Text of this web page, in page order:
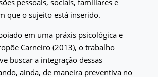
pessoais, sociais, familiares e
que o sujeito está inserido.
em uma práxis psicológica e
Carneiro (2013), o trabalho
buscar a integração dessas
ainda, de maneira preventiva no